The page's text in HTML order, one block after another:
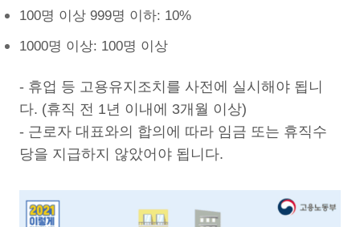
100명 이상 999명 이하: 10%
1000명 이상: 100명 이상
- 휴업 등 고용유지조치를 사전에 실시해야 됩니
다. (휴직 전 1년 이내에 3개월 이상)
- 근로자 대표와의 합의에 따라 임금 또는 휴직수
당을 지급하지 않았어야 됩니다.